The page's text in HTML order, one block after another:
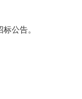
公告。